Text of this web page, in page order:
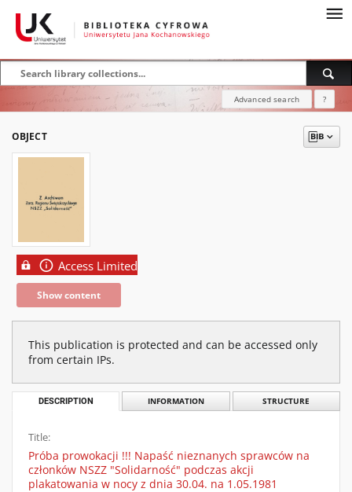
Advanced search ?
OBJECT
Access Limited
Show content
This publication is protected and can be accessed only
from certain IPs.
DESCRIPTION INFORMATION STRUCTURE
Title:
Próba prowokacji !!! Napaść nieznanych sprawców na
członków NSZZ "Solidarność" podczas akcji
plakatowania w nocy z dnia 30.04. na 1.05.1981